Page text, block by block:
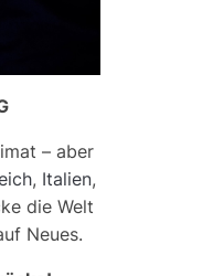
– aber
, Italien,
die Welt
Neues.